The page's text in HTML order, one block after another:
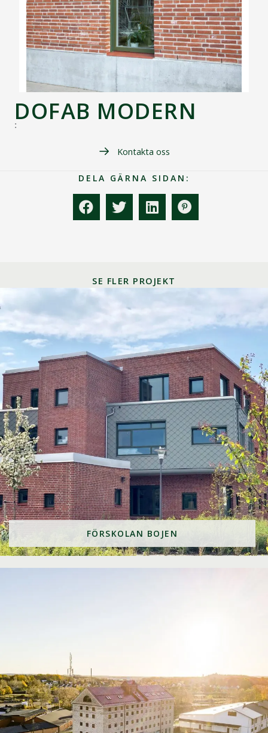
DOFAB MODERN
:
Kontakta oss
DELA GÄRNA SIDAN:
SE FLER PROJEKT
FÖRSKOLAN BOJEN